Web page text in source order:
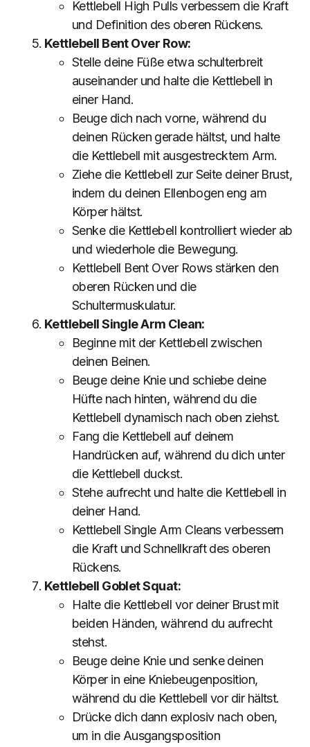
Kettlebell High Pulls verbessern die Kraft
und Definition des oberen Rückens.
Kettlebell Bent Over Row:
Stelle deine Füße etwa schulterbreit
auseinander und halte die Kettlebell in
einer Hand.
Beuge dich nach vorne, während du
deinen Rücken gerade hältst, und halte
die Kettlebell mit ausgestrecktem Arm.
Ziehe die Kettlebell zur Seite deiner Brust,
indem du deinen Ellenbogen eng am
Körper hältst.
Senke die Kettlebell kontrolliert wieder ab
und wiederhole die Bewegung.
Kettlebell Bent Over Rows stärken den
oberen Rücken und die
Schultermuskulatur.
Kettlebell Single Arm Clean:
Beginne mit der Kettlebell zwischen
deinen Beinen.
Beuge deine Knie und schiebe deine
Hüfte nach hinten, während du die
Kettlebell dynamisch nach oben ziehst.
Fang die Kettlebell auf deinem
Handrücken auf, während du dich unter
die Kettlebell duckst.
Stehe aufrecht und halte die Kettlebell in
deiner Hand.
Kettlebell Single Arm Cleans verbessern
die Kraft und Schnellkraft des oberen
Rückens.
Kettlebell Goblet Squat:
Halte die Kettlebell vor deiner Brust mit
beiden Händen, während du aufrecht
stehst.
Beuge deine Knie und senke deinen
Körper in eine Kniebeugenposition,
während du die Kettlebell vor dir hältst.
Drücke dich dann explosiv nach oben,
um in die Ausgangsposition